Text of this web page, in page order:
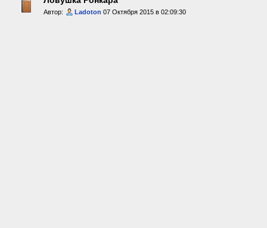
Автор: Ladoton 07 Октября 2015 в 02:09:30